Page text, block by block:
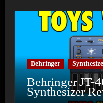
Behringer
Behringer JT-
Synthesizer